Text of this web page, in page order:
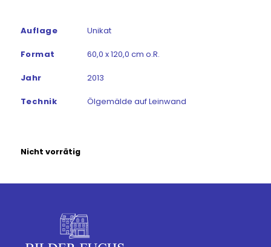
Auflage Unikat
Format 60,0 x 120,0 cm o.R.
Jahr 2013
Technik Ölgemälde auf Leinwand
Nicht vorrätig